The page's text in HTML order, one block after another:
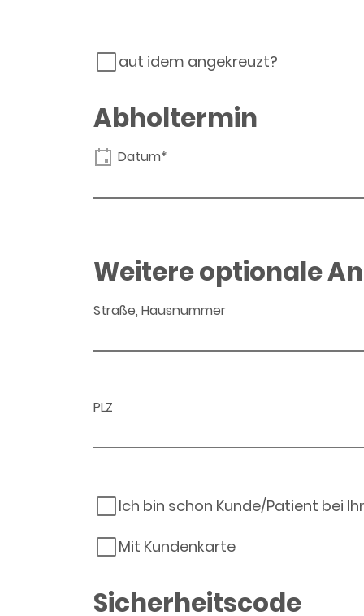
aut idem angekreuzt?
Abholtermin
Datum*
Weitere optionale
Straße, Hausnummer
PLZ
Ich bin schon Kunde/Patient bei
Mit Kundenkarte
Sicherheitscode